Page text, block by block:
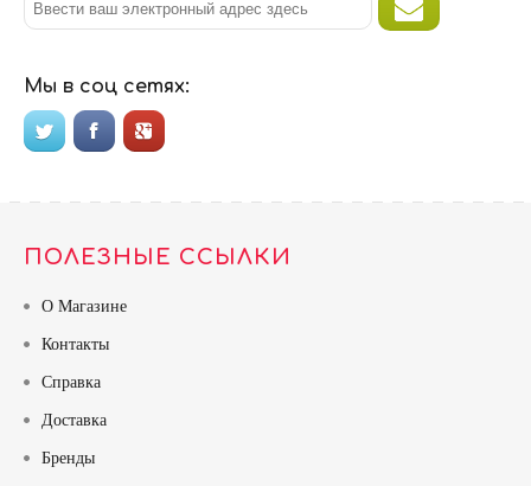
Мы в соц сетях:
ПОЛЕЗНЫЕ ССЫЛКИ
О Магазине
Контакты
Справка
Доставка
Бренды